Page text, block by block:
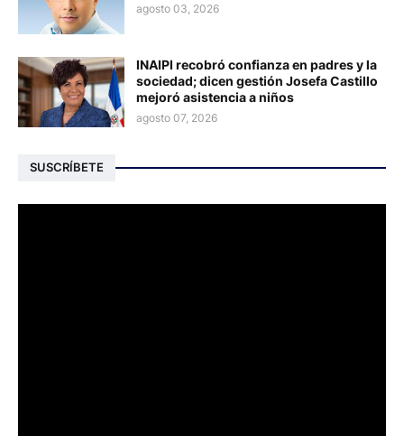
agosto 03, 2026
INAIPI recobró confianza en padres y la
sociedad; dicen gestión Josefa Castillo
mejoró asistencia a niños
agosto 07, 2026
SUSCRÍBETE